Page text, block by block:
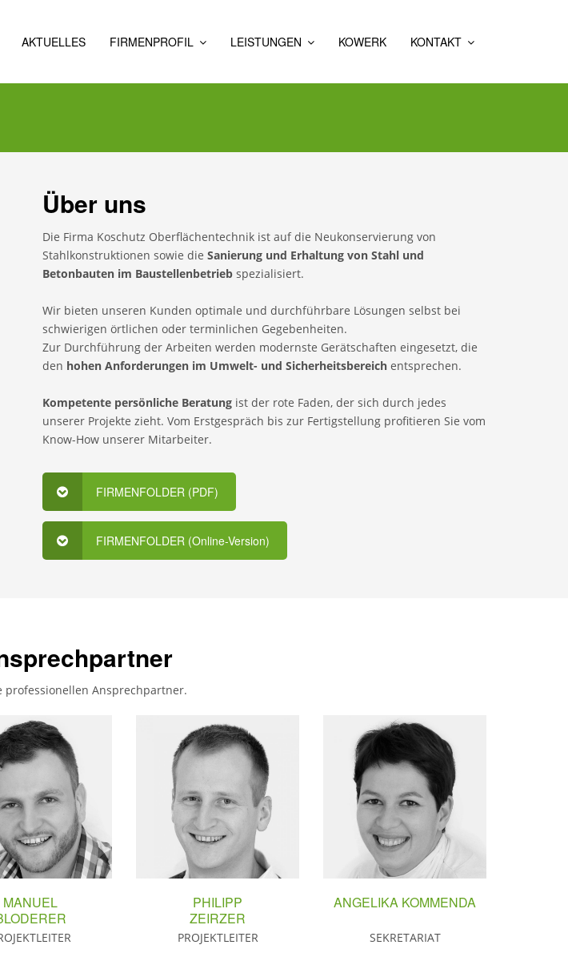
AKTUELLES FIRMENPROFIL
ÜBER
LEISTUNGEN
KORROSIONSSCHUTZ
FÜR
KORROSIONSSCHUTZ
IM
STAHLWASSERBAU
DIE
INDUSTRIE
KORROSIONSSCHUTZ
BEI
KORROSIONSSCHUTZ
FÜR
BEHÄLTER
JET
KOWERK KONTAKT
KONTAKT
Über uns
Die Firma Koschutz Oberflächentechnik ist auf die Neukonservierung von
Stahlkonstruktionen sowie die Sanierung und Erhaltung von Stahl und
Betonbauten im Baustellenbetrieb spezialisiert.
Wir bieten unseren Kunden optimale und durchführbare Lösungen selbst bei
schwierigen örtlichen oder terminlichen Gegebenheiten.
Zur Durchführung der Arbeiten werden modernste Gerätschaften eingesetzt, die
den hohen Anforderungen im Umwelt- und Sicherheitsbereich entsprechen.
Kompetente persönliche Beratung ist der rote Faden, der sich durch jedes
unserer Projekte zieht. Vom Erstgespräch bis zur Fertigstellung profitieren Sie vom
Know-How unserer Mitarbeiter.
FIRMENFOLDER (PDF)
FIRMENFOLDER (Online-Version)
professionellen Ansprechpartner.
MANUEL
PHILIPP
ZEIRZER
PROJEKTLEITER
ANGELIKA KOMMENDA
SEKRETARIAT